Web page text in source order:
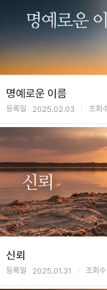
명예로운 이름
등록일 2025.02.03 조회
신뢰
등록일 2025.01.31 조회수